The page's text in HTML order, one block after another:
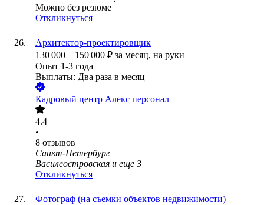
Можно без резюме
Откликнуться
Архитектор-проектировщик
130 000 – 150 000 ₽ за месяц, на руки
Опыт 1-3 года
Выплаты: Два раза в месяц
Кадровый центр Алекс персонал
4.4
•
8 отзывов
Санкт-Петербург
Василеостровская и еще 3
Откликнуться
Фотограф (на съемки объектов недвижимости)